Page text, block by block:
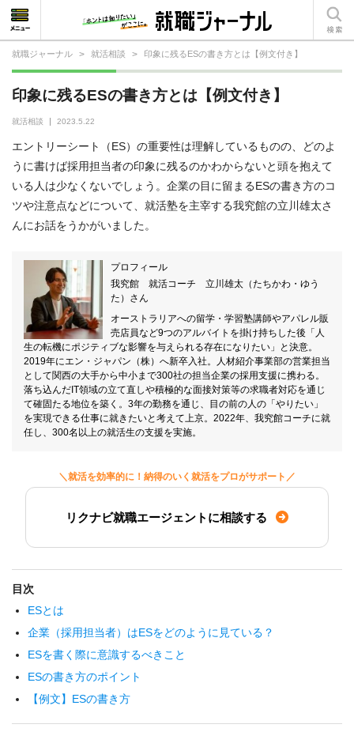
就職ジャーナル > 就活相談 > 印象に残るESの書き方とは【例文付き】
印象に残るESの書き方とは【例文付き】
就活相談 2023.5.22
エントリーシート（ES）の重要性は理解しているものの、どのよ
うに書けば採用担当者の印象に残るのかわからないと頭を抱えて
いる人は少なくないでしょう。企業の目に留まるESの書き方のコ
ツや注意点などについて、就活塾を主宰する我究館の立川雄太さ
んにお話をうかがいました。
プロフィール
我究館 就活コーチ 立川雄太（たちかわ・ゆう
た）さん
オーストラリアへの留学・学習塾講師やアパレル販
売店員など9つのアルバイトを掛け持ちした後「人
生の転機にポジティブな影響を与えられる存在になりたい」と決意。
2019年にエン・ジャパン（株）へ新卒入社。人材紹介事業部の営業担当
として関西の大手から中小まで300社の担当企業の採用支援に携わる。
落ち込んだIT領域の立て直しや積極的な面接対策等の求職者対応を通じ
て確固たる地位を築く。3年の勤務を通じ、目の前の人の「やりたい」
を実現できる仕事に就きたいと考えて上京。2022年、我究館コーチに就
任し、300名以上の就活生の支援を実施。
＼就活を効率的に！納得のいく就活をプロがサポート／
リクナビ就職エージェントに相談する
目次
ESとは
企業（採用担当者）はESをどのように見ている？
ESを書く際に意識するべきこと
ESの書き方のポイント
【例文】ESの書き方
就活相談
就活ノウハウ
仕事の選び方・ヒント
仕事とは？
就活コラム